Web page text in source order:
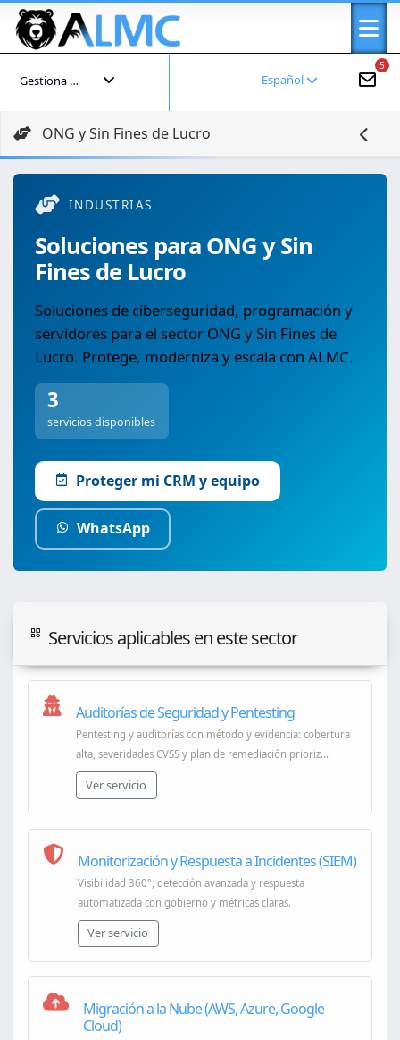
5
Español
Gestiona tu cuenta
ONG y Sin Fines de Lucro
INDUSTRIAS
Soluciones para ONG y Sin
Fines de Lucro
Soluciones de ciberseguridad, programación y
servidores para el sector ONG y Sin Fines de
Lucro. Protege, moderniza y escala con ALMC.
3
servicios disponibles
Proteger mi CRM y equipo
WhatsApp
Servicios aplicables en este sector
Auditorías de Seguridad y Pentesting
Pentesting y auditorías con método y evidencia: cobertura
alta, severidades CVSS y plan de remediación prioriz...
Ver servicio
Monitorización y Respuesta a Incidentes (SIEM)
Visibilidad 360°, detección avanzada y respuesta
automatizada con gobierno y métricas claras.
Ver servicio
Migración a la Nube (AWS, Azure, Google
Cloud)